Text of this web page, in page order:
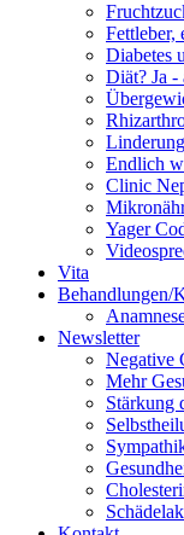
Fettleber,
Diabetes
Diät? Ja -
Endlich
Clinic
Yager
Vita
Behandlungen/
Newsletter
Negative
Mehr
Stärkung